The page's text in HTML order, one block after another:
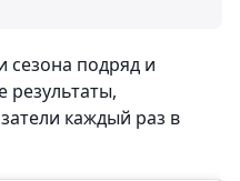
сезона подряд и
результаты,
каждый раз в